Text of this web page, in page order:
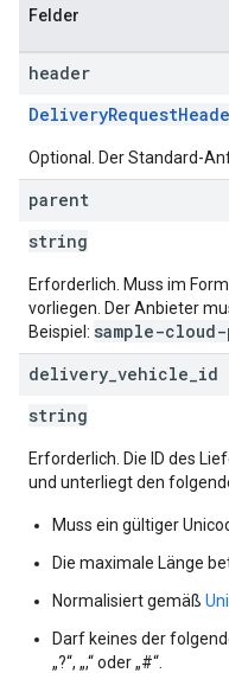
Felder
header
Optional. Der Standard-
parent
string
Erforderlich. Muss im
vorliegen. Der Anbieter
Beispiel: sample-
delivery vehicle id
string
Erforderlich. Die ID des
und unterliegt den
Muss ein gültiger
Die maximale Länge
Normalisiert gemäß
Darf keines der
„?“, „,“ oder „#“.